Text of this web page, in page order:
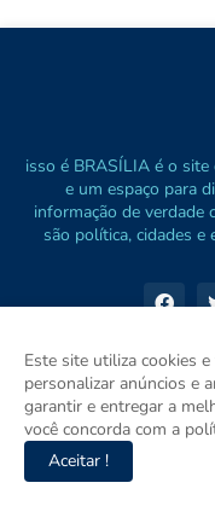
isso é BRASÍLIA é o
e um espaço para
informação de verdade
são política, cidades e
Este site utiliza cookies
personalizar anúncios e
garantir e entregar a
você concorda com a
Aceitar !